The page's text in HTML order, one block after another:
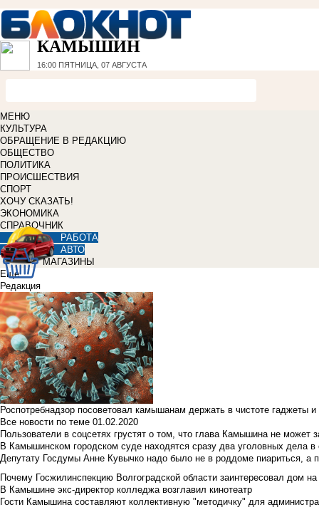
КАМЫШИН
16:00 ПЯТНИЦА, 07 АВГУСТА
МЕНЮ
КУЛЬТУРА
ОБРАЩЕНИЕ В РЕДАКЦИЮ
ОБЩЕСТВО
ПОЛИТИКА
ПРОИСШЕСТВИЯ
СПОРТ
ХОЧУ СКАЗАТЬ!
ЭКОНОМИКА
СПРАВОЧНИК
РАБОТА
АВТО
МАГАЗИНЫ
Еще
Редакция
Роспотребнадзор посоветовал камышанам держать в чистоте гаджеты
Все новости по теме 01.02.2020
Пользователи в соцсетях грустят о том, что глава Камышина не может
В Камышинском городском суде находятся сразу два уголовных дела
Депутату Госдумы Анне Кувычко надо было не в роддоме пиариться, а
Почему Госжилинспекцию Волгоградской области заинтересовал дом
В Камышине экс-директор колледжа возглавил кинотеатр
Гости Камышина составляют коллективную "методичку" для